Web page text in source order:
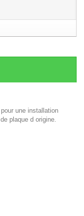
une installation
plaque d origine.